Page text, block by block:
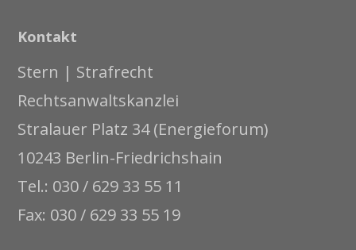
Kontakt
Stern | Strafrecht
Rechtsanwaltskanzlei
Stralauer Platz 34 (Energieforum)
10243 Berlin-Friedrichshain
Tel.: 030 / 629 33 55 11
Fax: 030 / 629 33 55 19